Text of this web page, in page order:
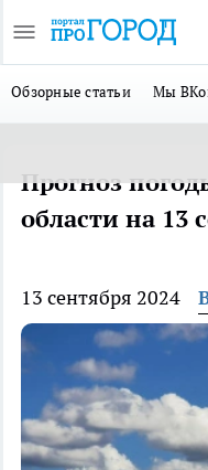
Обзорные статьи Мы
Прогноз
области на 13
13 сентября 2024